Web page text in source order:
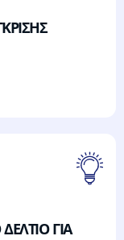
ΓΙΑ